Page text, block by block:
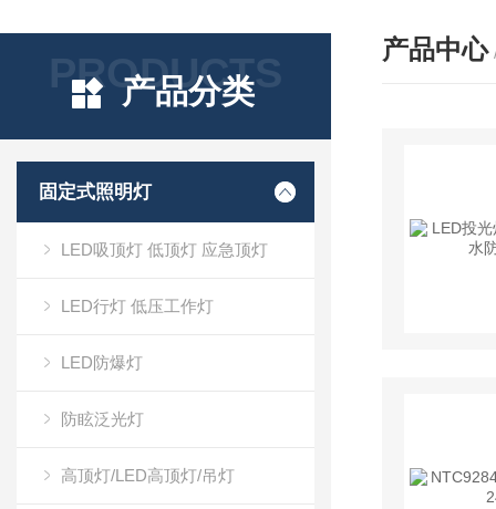
PRODUCTS
产品分类
固定式照明灯
LED吸顶灯 低顶灯 应急顶灯
LED行灯 低压工作灯
LED防爆灯
防眩泛光灯
高顶灯/LED高顶灯/吊灯
产品中心